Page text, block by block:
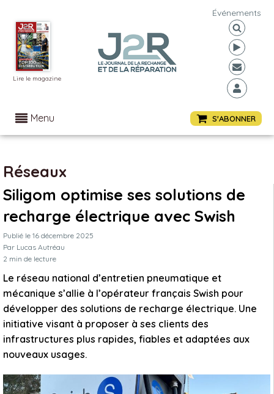
Lire le magazine
Événements
Menu S'ABONNER
Réseaux
Siligom optimise ses solutions de
recharge électrique avec Swish
Publié le 16 décembre 2025
Par Lucas Autréau
2 min de lecture
Le réseau national d’entretien pneumatique et
mécanique s’allie à l’opérateur français Swish pour
développer des solutions de recharge électrique. Une
initiative visant à proposer à ses clients des
infrastructures plus rapides, fiables et adaptées aux
nouveaux usages.